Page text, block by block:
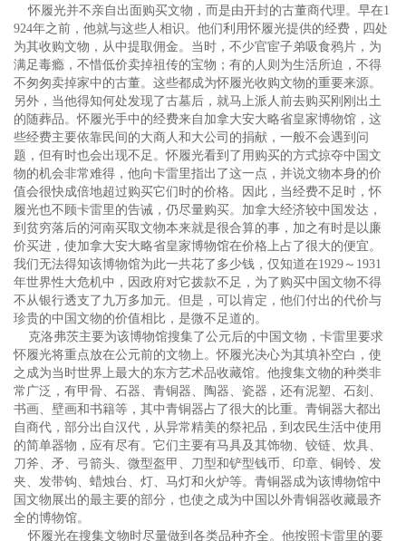
怀履光并不亲自出面购买文物，而是由开封的古董商代理。早在1
924年之前，他就与这些人相识。他们利用怀履光提供的经费，四处
为其收购文物，从中提取佣金。当时，不少官宦子弟吸食鸦片，为
满足毒瘾，不惜低价卖掉祖传的宝物；有的人则为生活所迫，不得
不匆匆卖掉家中的古董。这些都成为怀履光收购文物的重要来源。
另外，当他得知何处发现了古墓后，就马上派人前去购买刚刚出土
的随葬品。怀履光手中的经费来自加拿大安大略省皇家博物馆，这
些经费主要依靠民间的大商人和大公司的捐献，一般不会遇到问
题，但有时也会出现不足。怀履光看到了用购买的方式掠夺中国文
物的机会非常难得，他向卡雷里指出了这一点，并说文物本身的价
值会很快成倍地超过购买它们时的价格。因此，当经费不足时，怀
履光也不顾卡雷里的告诫，仍尽量购买。加拿大经济较中国发达，
到贫穷落后的河南买取文物本来就是很合算的事，加之有时是以廉
价买进，使加拿大安大略省皇家博物馆在价格上占了很大的便宜。
我们无法得知该博物馆为此一共花了多少钱，仅知道在1929～1931
年世界性大危机中，因政府对它拨款不足，为了购买中国文物不得
不从银行透支了九万多加元。但是，可以肯定，他们付出的代价与
珍贵的中国文物的价值相比，是微不足道的。
克洛弗茨主要为该博物馆搜集了公元后的中国文物，卡雷里要求
怀履光将重点放在公元前的文物上。怀履光决心为其填补空白，使
之成为当时世界上最大的东方艺术品收藏馆。他搜集文物的种类非
常广泛，有甲骨、石器、青铜器、陶器、瓷器，还有泥塑、石刻、
书画、壁画和书籍等，其中青铜器占了很大的比重。青铜器大都出
自商代，部分出自汉代，从异常精美的祭祀品，到农民生活中使用
的简单器物，应有尽有。它们主要有马具及其饰物、铰链、炊具、
刀斧、矛、弓箭头、微型盔甲、刀型和铲型钱币、印章、铜铃、发
夹、发带钩、蜡烛台、灯、马灯和火炉等。青铜器成为该博物馆中
国文物展出的最主要的部分，也使之成为中国以外青铜器收藏最齐
全的博物馆。
怀履光在搜集文物时尽量做到各类品种齐全。他按照卡雷里的要